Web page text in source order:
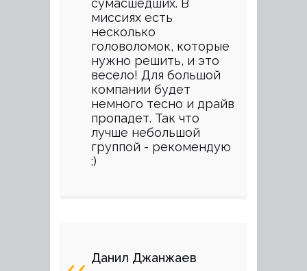
сумасшедших. В
миссиях есть
несколько
головоломок, которые
нужно решить, и это
весело! Для большой
компании будет
немного тесно и драйв
пропадет. Так что
лучше небольшой
группой - рекомендую
:)
Данил Джанжаев